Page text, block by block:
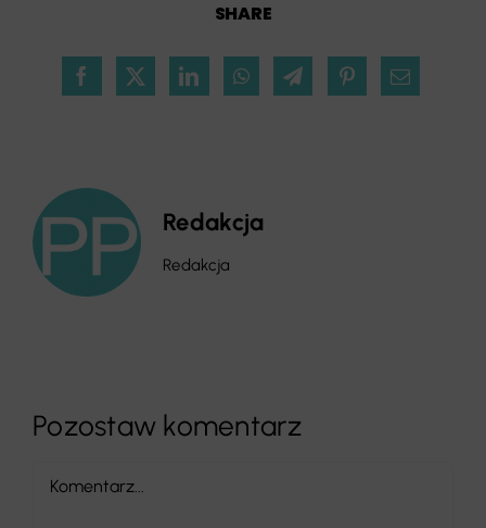
SHARE
Redakcja
Redakcja
Pozostaw komentarz
Comment